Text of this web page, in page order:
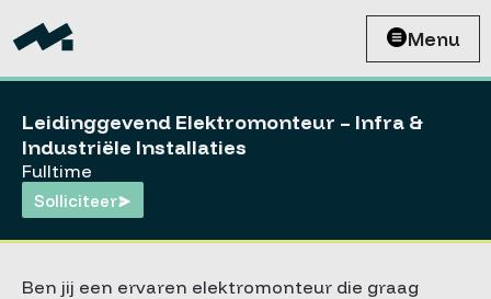
Menu
Leidinggevend Elektromonteur – Infra &
Industriële Installaties
Fulltime
Solliciteer
Ben jij een ervaren elektromonteur die graag